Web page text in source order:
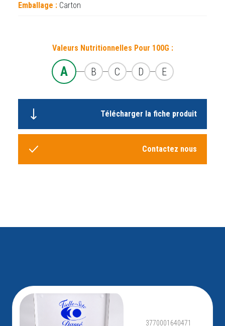
Emballage : Carton
Valeurs Nutritionnelles Pour 100G :
A B C D E
Télécharger la fiche produit
Contactez nous
3770001640471